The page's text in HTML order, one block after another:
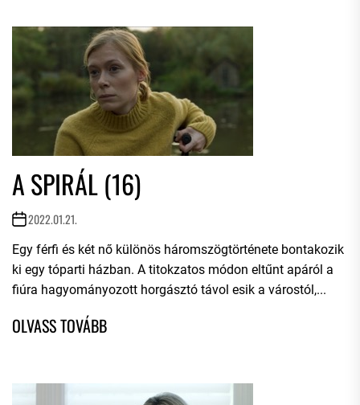
A SPIRÁL (16)
2022.01.21.
Egy férfi és két nő különös háromszögtörténete bontakozik
ki egy tóparti házban. A titokzatos módon eltűnt apáról a
fiúra hagyományozott horgásztó távol esik a várostól,...